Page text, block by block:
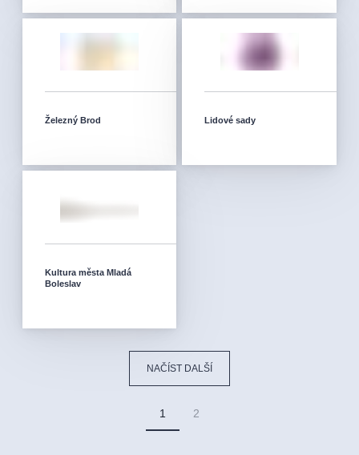
Železný Brod Lidové sady
Kultura města Mladá
Boleslav
NAČÍST DALŠÍ
1 2